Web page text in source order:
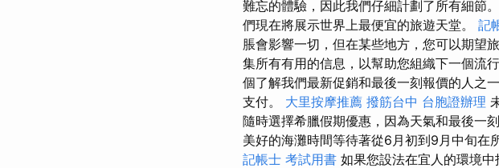
難忘的體驗，因此我們仔細計劃了所有細節
們現在將展示世界上最便宜的旅遊天堂。 記
脹會影響一切，但在某些地方，您可以期望
集所有有用的信息，以幫助您組織下一個流
個了解我們最新促銷和最後一刻報價的人之一
支付。 大里按摩推薦 撥筋台中 台胞證辦理
隨時選擇希臘假期優惠，因為天氣和最後一
美好的海灘時間等待著從6月初到9月中旬在
記帳士 考試用書 如果您設法在宜人的環境